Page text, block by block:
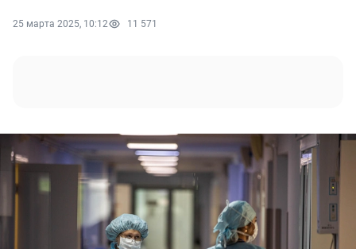
25 марта 2025, 10:12 11 571